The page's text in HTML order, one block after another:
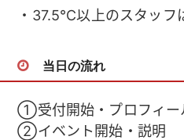
・37.5℃以上のスタッフ
当日の流れ
①受付開始・プロフィー
②イベント開始・説明